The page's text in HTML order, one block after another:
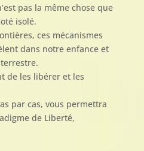
pas la même chose que
isolé.
ces mécanismes
dans notre enfance et
de les libérer et les
par cas, vous permettra
de Liberté,